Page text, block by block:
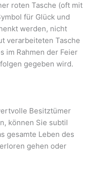
roten Tasche (oft mit
für Glück und
werden, nicht
verarbeiteten Tasche
im Rahmen der Feier
gegeben wird.
Besitztümer
können Sie subtil
gesamte Leben des
gehen oder